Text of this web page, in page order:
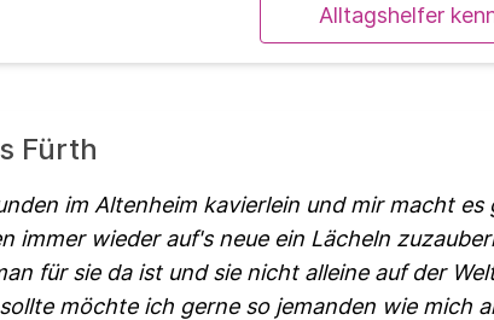
Alltagshelfer
Fürth
im Altenheim kavierlein und mir macht es
immer wieder auf's neue ein Lächeln
für sie da ist und sie nicht alleine auf der
möchte ich gerne so jemanden wie mich